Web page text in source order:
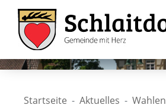
Startseite Aktuelles Wahlen